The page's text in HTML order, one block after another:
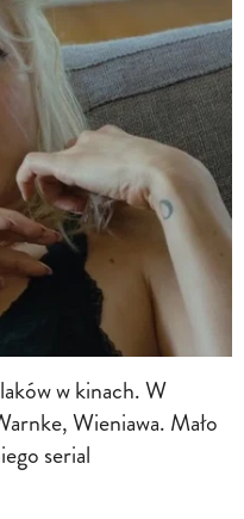
w kinach. W
Wieniawa. Mało
serial